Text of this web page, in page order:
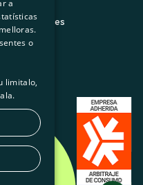
de cookies
SPANISH
GL
a
o
limitalo,